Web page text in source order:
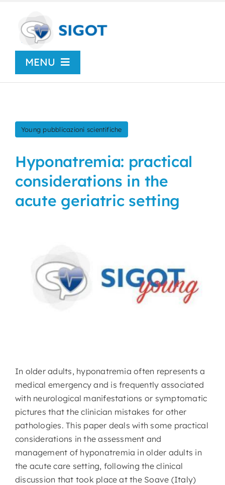
content
MENU
News
Congressi
Centro Studi
Contatti
Young pubblicazioni scientifiche
Hyponatremia: practical
considerations in the
acute geriatric setting
In older adults, hyponatremia often represents a
medical emergency and is frequently associated
with neurological manifestations or symptomatic
pictures that the clinician mistakes for other
pathologies. This paper deals with some practical
considerations in the assessment and
management of hyponatremia in older adults in
the acute care setting, following the clinical
discussion that took place at the Soave (Italy)